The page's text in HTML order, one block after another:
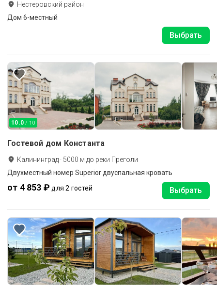
Нестеровский район
Дом 6-местный
Выбрать
10.0 / 10
Гостевой дом Константа
Калининград · 5000 м до реки Преголи
Двухместный номер Superior двуспальная кровать
от 4 853 ₽ для 2 гостей Выбрать